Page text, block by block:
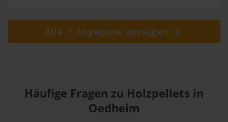
Alle 7 Angebote anzeigen
Häufige Fragen zu Holzpellets in
Oedheim